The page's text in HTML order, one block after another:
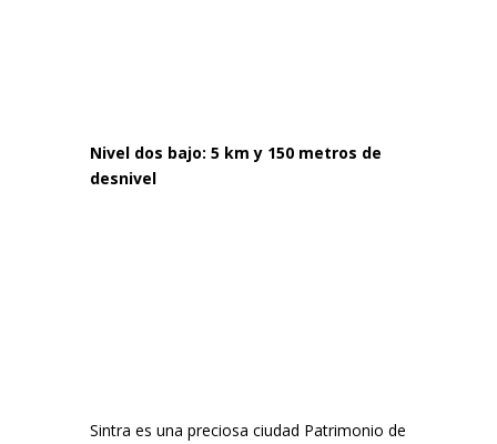
Nivel dos bajo: 5 km y 150 metros de
desnivel
Sintra es una preciosa ciudad Patrimonio de